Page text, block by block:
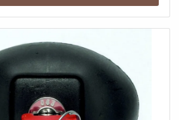
position avancée du coffre de toit
coffre de toit votre véhicule doit être
toit adaptées.Si vous ne disposez pas
vous pouvez en acheter en cliquant ici